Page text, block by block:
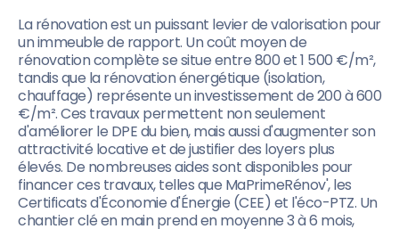
La rénovation est un puissant levier de valorisation pour
un immeuble de rapport. Un coût moyen de
rénovation complète se situe entre 800 et 1 500 €/m²,
tandis que la rénovation énergétique (isolation,
chauffage) représente un investissement de 200 à 600
€/m². Ces travaux permettent non seulement
d'améliorer le DPE du bien, mais aussi d'augmenter son
attractivité locative et de justifier des loyers plus
élevés. De nombreuses aides sont disponibles pour
financer ces travaux, telles que MaPrimeRénov', les
Certificats d'Économie d'Énergie (CEE) et l'éco-PTZ. Un
chantier clé en main prend en moyenne 3 à 6 mois,